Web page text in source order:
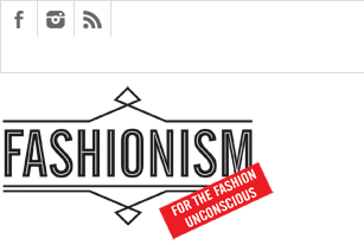
EDITORIALS
COUPLES
THERAPY
SARTORIAGRAM